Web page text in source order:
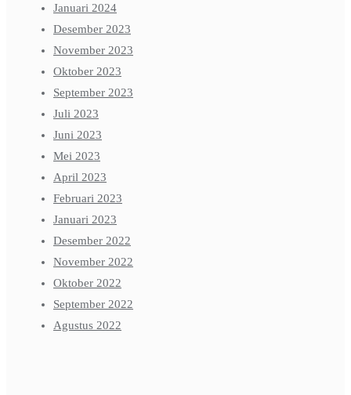
Januari 2024
Desember 2023
November 2023
Oktober 2023
September 2023
Juli 2023
Juni 2023
Mei 2023
April 2023
Februari 2023
Januari 2023
Desember 2022
November 2022
Oktober 2022
September 2022
Agustus 2022